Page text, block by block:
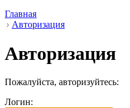
Главная
Авторизация
Авторизация
Пожалуйста, авторизуйтесь:
Логин: